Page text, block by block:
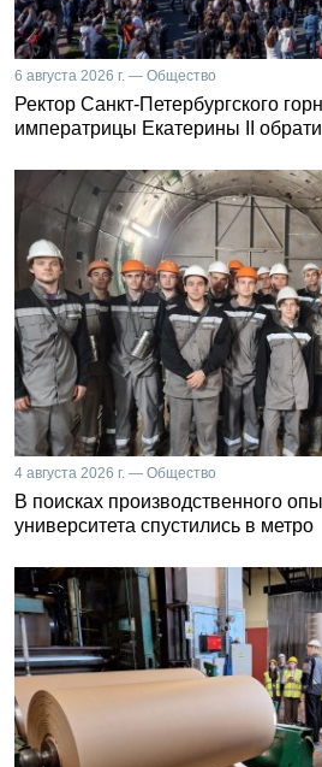
6 августа 2026 г. — Общество
Ректор Санкт-Петербургского
императрицы Екатерины II
4 августа 2026 г. — Общество
В поисках производственного
университета спустились в метро